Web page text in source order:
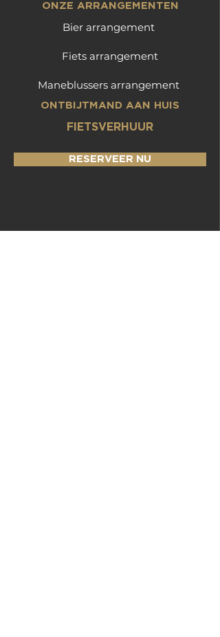
ONZE ARRANGEMENTEN
Bier arrangement
Fiets arrangement
Maneblussers arrangement
ONTBIJTMAND AAN HUIS
FIETSVERHUUR
RESERVEER NU